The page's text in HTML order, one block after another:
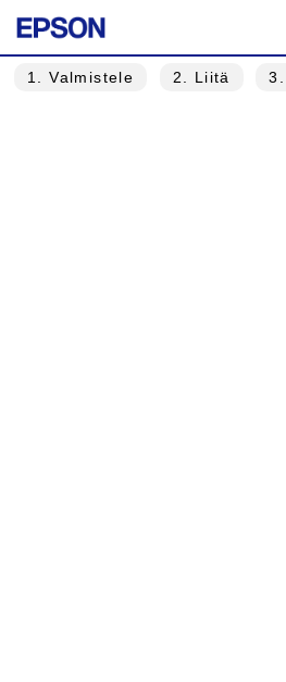
1 . Valmistele 2 . Liitä 3